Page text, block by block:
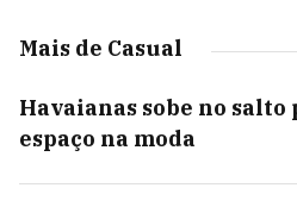
Mais de Casual
Havaianas sobe no
espaço na moda